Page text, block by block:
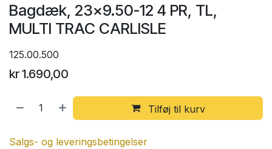
Bagdæk, 23x9.50-12 4 PR, TL,
MULTI TRAC CARLISLE
125.00.500
kr1.690,00
Tilføj til kurv
Salgs- og leveringsbetingelser